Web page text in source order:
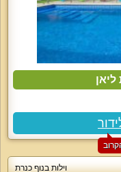
ליאן
וילות בנוף כנרת